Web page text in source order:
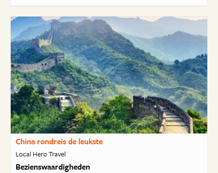
China rondreis de leukste
Local Hero Travel
Bezienswaardigheden